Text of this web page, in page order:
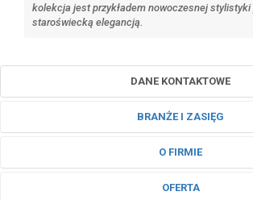
kolekcja jest przykładem nowoczesnej stylistyki
staroświecką elegancją.
DANE KONTAKTOWE
BRANŻE I ZASIĘG
O FIRMIE
OFERTA